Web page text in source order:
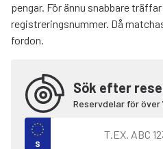
pengar. För ännu snabbare
registreringsnummer. Då
fordon.
Sök efter
Reservdelar för över
S
Sök efter fordon med